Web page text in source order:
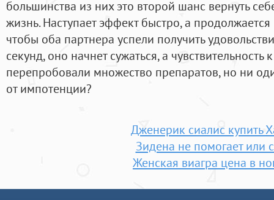
большинства из них это второй шанс вернуть
жизнь. Наступает эффект быстро, а
чтобы оба партнера успели получить
секунд, оно начнет сужаться, а чувствительность
перепробовали множество препаратов, но ни
от импотенции?
Дженерик сиалис купить
Зидена не помогает или
Женская виагра цена в